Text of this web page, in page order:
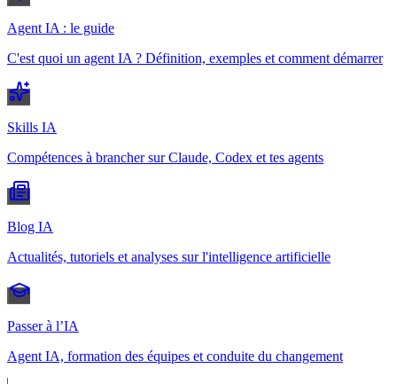
Agent IA : le guide
C'est quoi un agent IA ? Définition, exemples et comment démarrer
Skills IA
Compétences à brancher sur Claude, Codex et tes agents
Blog IA
Actualités, tutoriels et analyses sur l'intelligence artificielle
Passer à l’IA
Agent IA, formation des équipes et conduite du changement